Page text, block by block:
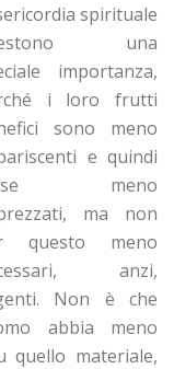
spirituale
una
importanza,
i loro frutti
sono meno
e quindi
meno
ma non
questo meno
anzi,
Non è che
abbia meno
quello materiale,